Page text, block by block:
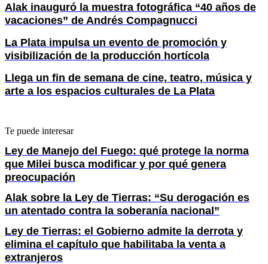
Alak inauguró la muestra fotográfica “40 años de
vacaciones” de Andrés Compagnucci
La Plata impulsa un evento de promoción y
visibilización de la producción hortícola
Llega un fin de semana de cine, teatro, música y
arte a los espacios culturales de La Plata
Te puede interesar
Ley de Manejo del Fuego: qué protege la norma
que Milei busca modificar y por qué genera
preocupación
Alak sobre la Ley de Tierras: “Su derogación es
un atentado contra la soberanía nacional”
Ley de Tierras: el Gobierno admite la derrota y
elimina el capítulo que habilitaba la venta a
extranjeros